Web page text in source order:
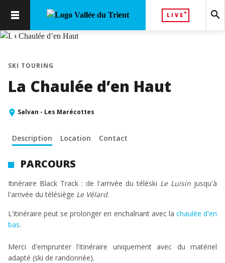
LIVE search
chevron_left chevron_right
SKI TOURING
La Chaulée d’en Haut
Salvan - Les Marécottes
Description Location Contact
PARCOURS
Itinéraire Black Track : de l'arrivée du téléski Le Luisin jusqu'à
l'arrivée du télésiège Le Vélard.
L'itinéraire peut se prolonger en enchaînant avec la chaulée d'en
bas.
Merci d'emprunter l'itinéraire uniquement avec du matériel
adapté (ski de randonnée).